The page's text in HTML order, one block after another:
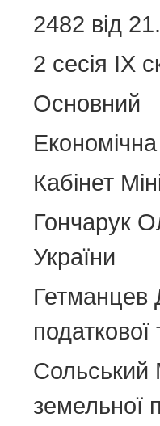
2482 від
2 сесія IX
Основний
Кабінет
Гончарук
України
Гетманцев
податкової
Сольський
земельної